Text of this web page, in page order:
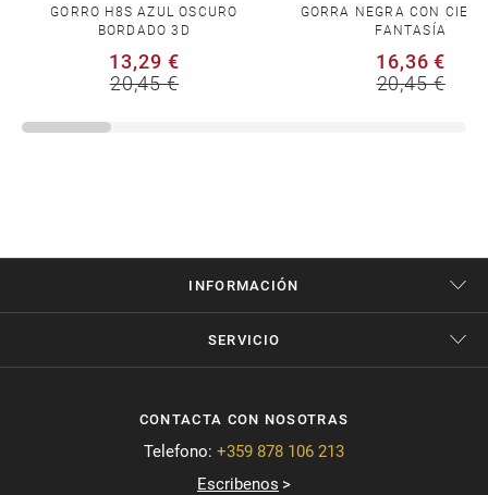
GORRO H8S AZUL OSCURO
BORDADO 3D
13,29 €
20,45 €
GORRA NEGRA CON
FANTASÍA
16,36 €
20,45 €
INFORMACIÓN
SERVICIO
CONTACTA CON NOSOTRAS
Telefono: +359 878 106 213
Escribenos